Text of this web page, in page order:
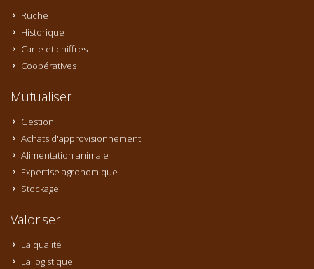
Ruche
Historique
Carte et chiffres
Coopératives
Mutualiser
Gestion
Achats d'approvisionnement
Alimentation animale
Expertise agronomique
Stockage
Valoriser
La qualité
La logistique